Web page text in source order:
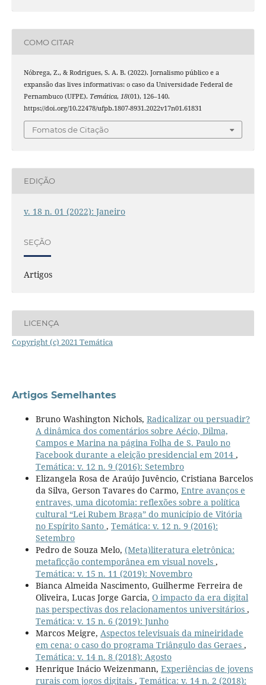
COMO CITAR
Nóbrega, Z., & Rodrigues, S. A. B. (2022). Jornalismo público e a
expansão das lives informativas: o caso da Universidade Federal de
Pernambuco (UFPE). Temática, 18(01), 126–140.
https://doi.org/10.22478/ufpb.1807-8931.2022v17n01.61831
Fomatos de Citação
EDIÇÃO
v. 18 n. 01 (2022): Janeiro
SEÇÃO
Artigos
LICENÇA
Copyright (c) 2021 Temática
Artigos Semelhantes
Bruno Washington Nichols, Radicalizar ou persuadir?
A dinâmica dos comentários sobre Aécio, Dilma,
Campos e Marina na página Folha de S. Paulo no
Facebook durante a eleição presidencial em 2014 ,
Temática: v. 12 n. 9 (2016): Setembro
Elizangela Rosa de Araújo Juvêncio, Cristiana Barcelos
da Silva, Gerson Tavares do Carmo, Entre avanços e
entraves, uma dicotomia: reflexões sobre a política
cultural “Lei Rubem Braga” do município de Vitória
no Espírito Santo , Temática: v. 12 n. 9 (2016):
Setembro
Pedro de Souza Melo, (Meta)literatura eletrônica:
metaficção contemporânea em visual novels ,
Temática: v. 15 n. 11 (2019): Novembro
Bianca Almeida Nascimento, Guilherme Ferreira de
Oliveira, Lucas Jorge Garcia, O impacto da era digital
nas perspectivas dos relacionamentos universitários ,
Temática: v. 15 n. 6 (2019): Junho
Marcos Meigre, Aspectos televisuais da mineiridade
em cena: o caso do programa Triângulo das Geraes ,
Temática: v. 14 n. 8 (2018): Agosto
Henrique Inácio Weizenmann, Experiências de jovens
rurais com jogos digitais , Temática: v. 14 n. 2 (2018):